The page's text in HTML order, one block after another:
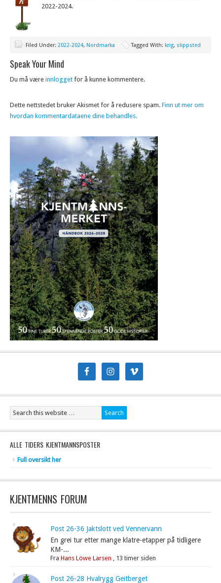
2022-2024.
Filed Under: 2022-2024, Nordmarka Tagged With: krig, slippsted
Speak Your Mind
Du må være innlogget for å kunne kommentere.
Dette nettstedet bruker Akismet for å redusere spam. Finn ut mer om
hvordan kommentardataene dine behandles.
ALLE TIDERS KJENTMANNSPOSTER
Full oversikt her
KJENTMENNS FORUM
Post 26-36 Jaktslott ved Vennervann
En grei tur etter mange klatre-etapper på tidligere
KM-...
FraHans Löwe Larsen 13 timer siden
Post 26-28 Hvalrygg Geitberget